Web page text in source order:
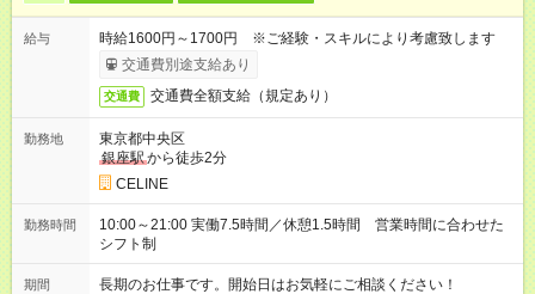
給与
時給1600円～1700円 ※ご経験・スキルにより考慮致します
交通費別途支給あり
交通費 交通費全額支給（規定あり）
勤務地
東京都中央区
銀座駅から徒歩2分
CELINE
勤務時間
10:00～21:00 実働7.5時間／休憩1.5時間 営業時間に合わせた
シフト制
期間 長期のお仕事です。開始日はお気軽にご相談ください！